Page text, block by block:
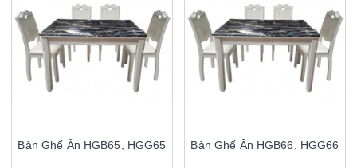
Bàn Ghế Ăn HGB65, HGG65 Bàn Ghế Ăn HGB66, HGG66